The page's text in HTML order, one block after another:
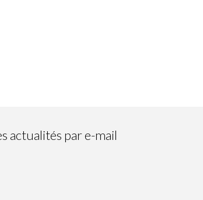
actualités par e-mail